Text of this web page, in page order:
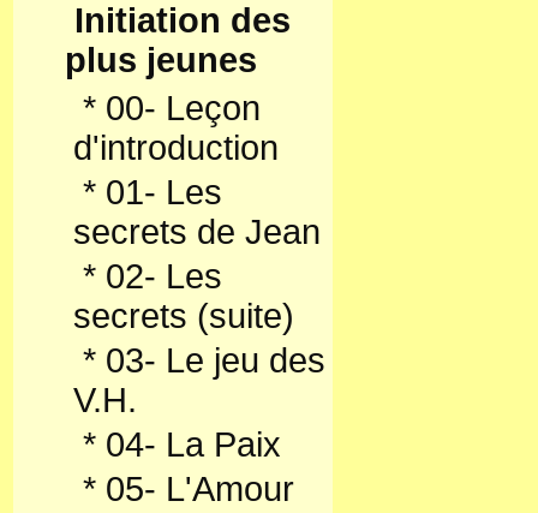
Initiation des
plus jeunes
* 00- Leçon
d'introduction
* 01- Les
secrets de Jean
* 02- Les
secrets (suite)
* 03- Le jeu des
V.H.
* 04- La Paix
* 05- L'Amour